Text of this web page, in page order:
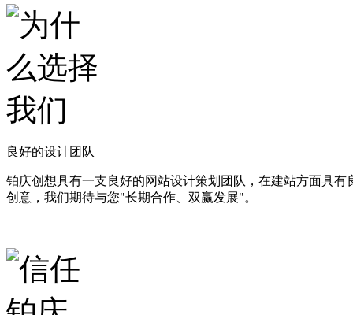
良好的设计团队
铂庆创想具有一支良好的网站设计策划团队，在建站方面具有
创意，我们期待与您"长期合作、双赢发展"。